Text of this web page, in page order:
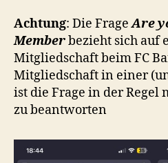
Achtung: Die FrageAre
Memberbezieht sich auf
Mitgliedschaft beim FC
Mitgliedschaft in einer
ist die Frage in der Regel
zu beantworten